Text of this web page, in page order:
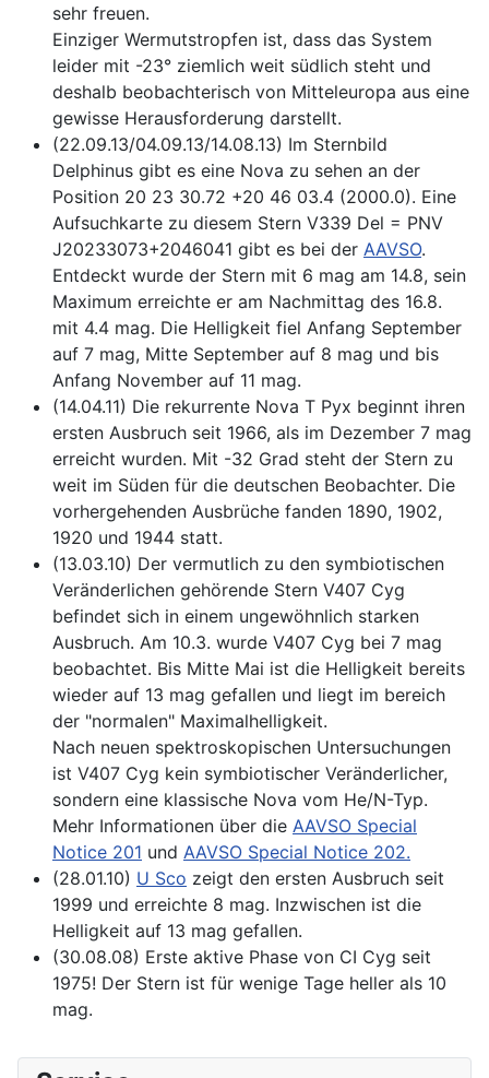
sehr freuen.
Einziger Wermutstropfen ist, dass das System
leider mit -23° ziemlich weit südlich steht und
deshalb beobachterisch von Mitteleuropa aus eine
gewisse Herausforderung darstellt.
(22.09.13/04.09.13/14.08.13) Im Sternbild
Delphinus gibt es eine Nova zu sehen an der
Position 20 23 30.72 +20 46 03.4 (2000.0). Eine
Aufsuchkarte zu diesem Stern V339 Del = PNV
J20233073+2046041 gibt es bei der AAVSO.
Entdeckt wurde der Stern mit 6 mag am 14.8, sein
Maximum erreichte er am Nachmittag des 16.8.
mit 4.4 mag. Die Helligkeit fiel Anfang September
auf 7 mag, Mitte September auf 8 mag und bis
Anfang November auf 11 mag.
(14.04.11) Die rekurrente Nova T Pyx beginnt ihren
ersten Ausbruch seit 1966, als im Dezember 7 mag
erreicht wurden. Mit -32 Grad steht der Stern zu
weit im Süden für die deutschen Beobachter. Die
vorhergehenden Ausbrüche fanden 1890, 1902,
1920 und 1944 statt.
(13.03.10) Der vermutlich zu den symbiotischen
Veränderlichen gehörende Stern V407 Cyg
befindet sich in einem ungewöhnlich starken
Ausbruch. Am 10.3. wurde V407 Cyg bei 7 mag
beobachtet. Bis Mitte Mai ist die Helligkeit bereits
wieder auf 13 mag gefallen und liegt im bereich
der "normalen" Maximalhelligkeit.
Nach neuen spektroskopischen Untersuchungen
ist V407 Cyg kein symbiotischer Veränderlicher,
sondern eine klassische Nova vom He/N-Typ.
Mehr Informationen über die AAVSO Special
Notice 201 und AAVSO Special Notice 202.
(28.01.10) U Sco zeigt den ersten Ausbruch seit
1999 und erreichte 8 mag. Inzwischen ist die
Helligkeit auf 13 mag gefallen.
(30.08.08) Erste aktive Phase von CI Cyg seit
1975! Der Stern ist für wenige Tage heller als 10
mag.